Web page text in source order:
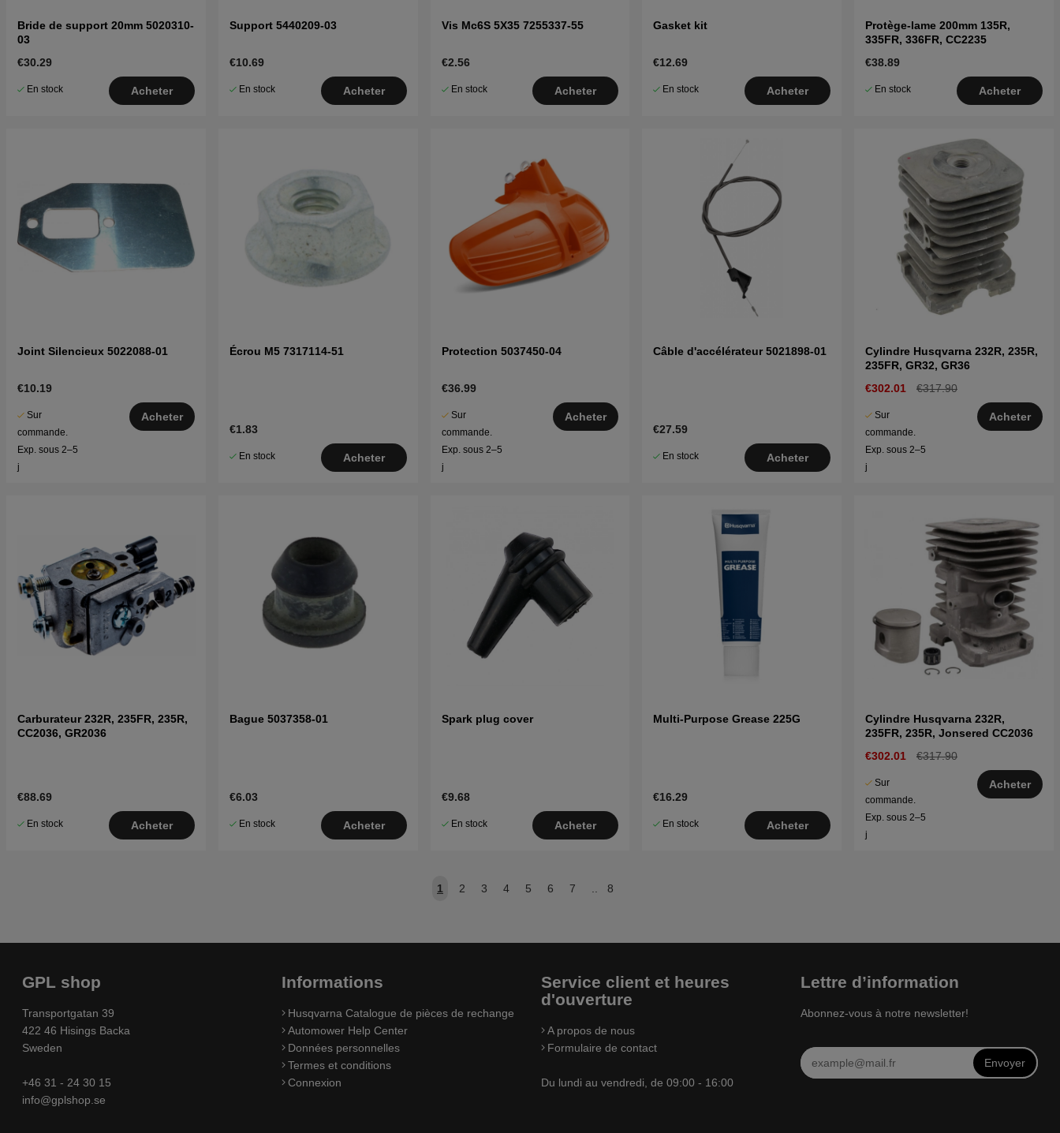
Bride de support 20mm 5020310-
03
€30.29
En stock Acheter
Support 5440209-03
€10.69
En stock Acheter
Vis Mc6S 5X35 7255337-55
€2.56
En stock Acheter
Gasket kit
€12.69
En stock Acheter
Protège-lame 200mm 135R,
335FR, 336FR, CC2235
€38.89
En stock Acheter
Joint Silencieux 5022088-01
€10.19
Sur
commande.
Exp. sous 2–5
j
Acheter
Écrou M5 7317114-51
€1.83
En stock Acheter
Protection 5037450-04
€36.99
Sur
commande.
Exp. sous 2–5
j
Acheter
Câble d'accélérateur 5021898-01
€27.59
En stock Acheter
Cylindre Husqvarna 232R, 235R,
235FR, GR32, GR36
€302.01
€317.90
Sur
commande.
Exp. sous 2–5
j
Acheter
Carburateur 232R, 235FR, 235R,
CC2036, GR2036
€88.69
En stock Acheter
Bague 5037358-01
€6.03
En stock Acheter
Spark plug cover
€9.68
En stock Acheter
Multi-Purpose Grease 225G
€16.29
En stock Acheter
Cylindre Husqvarna 232R,
235FR, 235R, Jonsered CC2036
€302.01
€317.90
Sur
commande.
Exp. sous 2–5
j
Acheter
1 2 3 4 5 6 7 .. 8
GPL shop
Transportgatan 39
422 46 Hisings Backa
Sweden
+46 31 - 24 30 15
info@gplshop.se
Informations
Husqvarna Catalogue de pièces de rechange
Automower Help Center
Données personnelles
Termes et conditions
Connexion
Service client et heures
d'ouverture
A propos de nous
Formulaire de contact
Du lundi au vendredi, de 09:00 - 16:00
Lettre d’information
Abonnez-vous à notre newsletter!
Envoyer